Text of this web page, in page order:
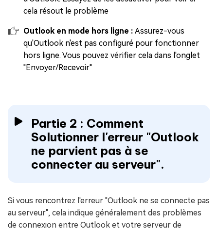
cela résout le problème
Outlook en mode hors ligne : Assurez-vous
qu'Outlook n'est pas configuré pour fonctionner
hors ligne. Vous pouvez vérifier cela dans l'onglet
"Envoyer/Recevoir"
Partie 2 : Comment
Solutionner l'erreur "Outlook
ne parvient pas à se
connecter au serveur".
Si vous rencontrez l'erreur "Outlook ne se connecte pas
au serveur", cela indique généralement des problèmes
de connexion entre Outlook et votre serveur de